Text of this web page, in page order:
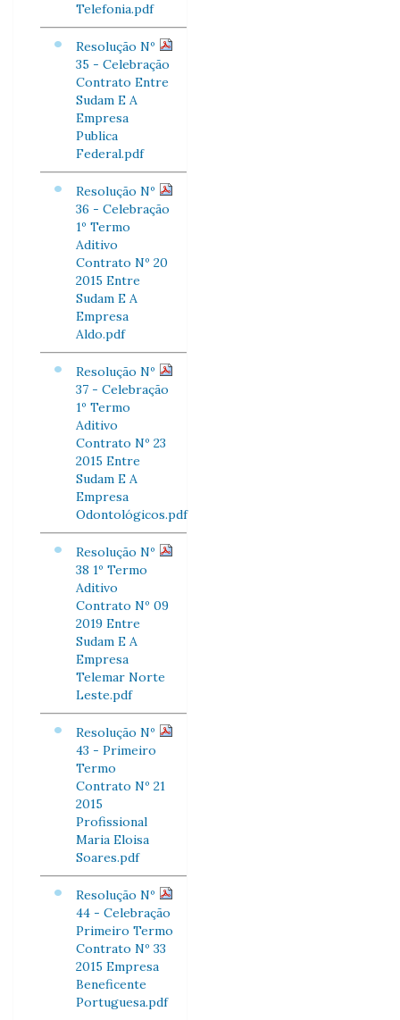
Telefonia.pdf
Resolução Nº
35 - Celebração
Contrato Entre
Sudam E A
Empresa
Publica
Federal.pdf
Resolução Nº
36 - Celebração
1º Termo
Aditivo
Contrato Nº 20
2015 Entre
Sudam E A
Empresa
Aldo.pdf
Resolução Nº
37 - Celebração
1º Termo
Aditivo
Contrato Nº 23
2015 Entre
Sudam E A
Empresa
Odontológicos.pdf
Resolução Nº
38 1º Termo
Aditivo
Contrato Nº 09
2019 Entre
Sudam E A
Empresa
Telemar Norte
Leste.pdf
Resolução Nº
43 - Primeiro
Termo
Contrato Nº 21
2015
Profissional
Maria Eloisa
Soares.pdf
Resolução Nº
44 - Celebração
Primeiro Termo
Contrato Nº 33
2015 Empresa
Beneficente
Portuguesa.pdf